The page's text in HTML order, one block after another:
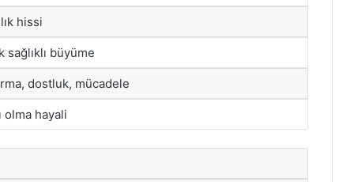
hissi
sağlıklı büyüme
dostluk, mücadele
olma hayali